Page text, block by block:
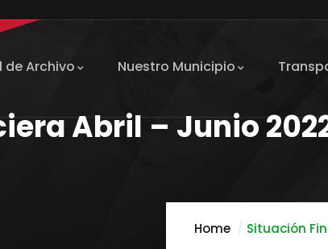
de Archivo Nuestro Municipio
Abril – Junio
Home Situación